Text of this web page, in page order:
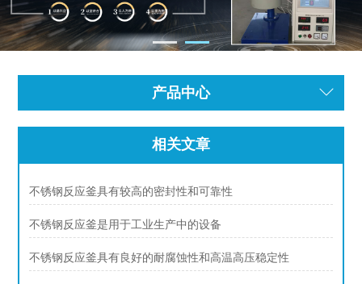
产品中心
相关文章
不锈钢反应釜具有较高的密封性和可靠性
不锈钢反应釜是用于工业生产中的设备
不锈钢反应釜具有良好的耐腐蚀性和高温高压稳定性